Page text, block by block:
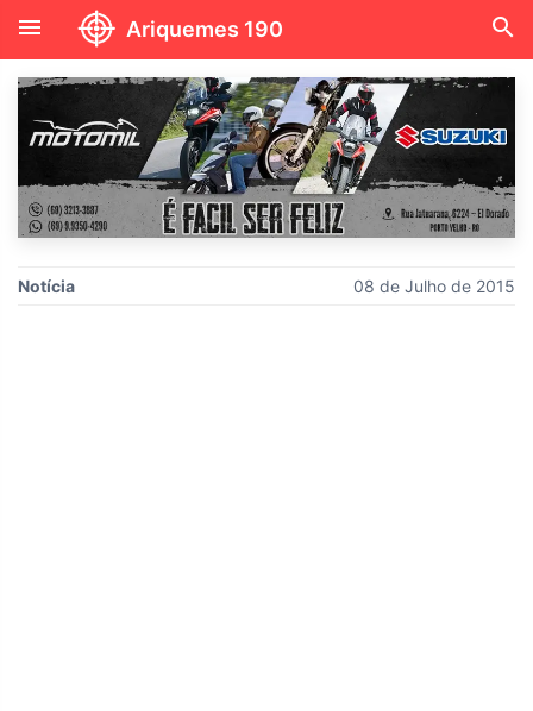
menu Ariquemes 190 search
Notícia 08 de Julho de 2015